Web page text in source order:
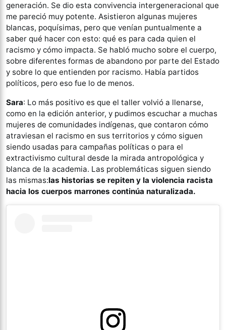
generación. Se dio esta convivencia intergeneracional que
me pareció muy potente. Asistieron algunas mujeres
blancas, poquísimas, pero que venían puntualmente a
saber qué hacer con esto: qué es para cada quien el
racismo y cómo impacta. Se habló mucho sobre el cuerpo,
sobre diferentes formas de abandono por parte del Estado
y sobre lo que entienden por racismo. Había partidos
políticos, pero eso fue lo de menos.
Sara: Lo más positivo es que el taller volvió a llenarse,
como en la edición anterior, y pudimos escuchar a muchas
mujeres de comunidades indígenas, que contaron cómo
atraviesan el racismo en sus territorios y cómo siguen
siendo usadas para campañas políticas o para el
extractivismo cultural desde la mirada antropológica y
blanca de la academia. Las problemáticas siguen siendo
las mismas:las historias se repiten y la violencia racista
hacia los cuerpos marrones continúa naturalizada.